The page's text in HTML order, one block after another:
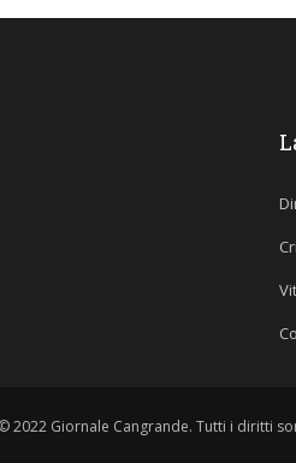
2022 Giornale Cangrande. Tutti i diritti